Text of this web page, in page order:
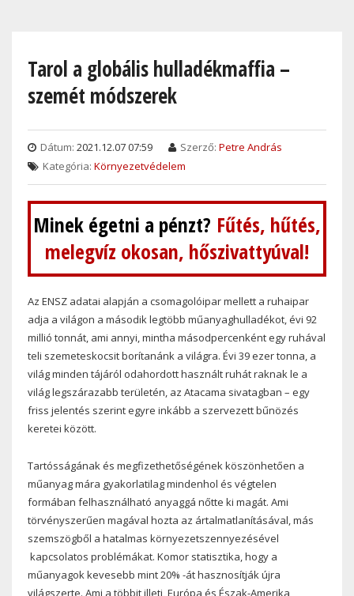
contentTarol a globális hulladékmaffia –
szemét módszerek
Dátum: 2021.12.07 07:59 Szerző: Petre András
Kategória: Környezetvédelem
Minek égetni a pénzt? Fűtés, hűtés,
melegvíz okosan, hőszivattyúval!
Az ENSZ adatai alapján a csomagolóipar mellett a ruhaipar
adja a világon a második legtöbb műanyaghulladékot, évi 92
millió tonnát, ami annyi, mintha másodpercenként egy ruhával
teli szemeteskocsit borítanánk a világra. Évi 39 ezer tonna, a
világ minden tájáról odahordott használt ruhát raknak le a
világ legszárazabb területén, az Atacama sivatagban – egy
friss jelentés szerint egyre inkább a szervezett bűnözés
keretei között.
Tartósságának és megfizethetőségének köszönhetően a
műanyag mára gyakorlatilag mindenhol és végtelen
formában felhasználható anyaggá nőtte ki magát. Ami
törvényszerűen magával hozta az ártalmatlanításával, más
szemszögből a hatalmas környezetszennyezésével
kapcsolatos problémákat. Komor statisztika, hogy a
műanyagok kevesebb mint 20% -át hasznosítják újra
világszerte. Ami a többit illeti, Európa és Észak-Amerika